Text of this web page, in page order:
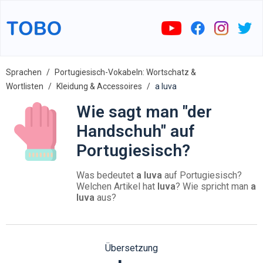
Sprachen
Portugiesisch-Vokabeln: Wortschatz &
Wortlisten
Kleidung & Accessoires a luva
Wie sagt man "der
Handschuh" auf
Portugiesisch?
Was bedeutet a luva auf Portugiesisch?
Welchen Artikel hat luva? Wie spricht man a
luva aus?
Übersetzung